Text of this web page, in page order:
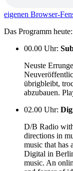
eigenen Browser-
Das Programm heute:
00.00 Uhr:
Neuste
übrigbleibt,
abzubauen.
02.00 Uhr:
D/B Radio
directions in
music that has
Digital in
music. An